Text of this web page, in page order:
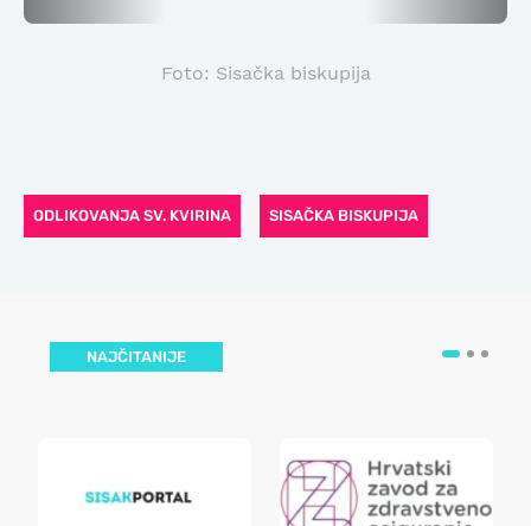
Foto: Sisačka biskupija
ODLIKOVANJA SV. KVIRINA SISAČKA BISKUPIJA
NAJČITANIJE